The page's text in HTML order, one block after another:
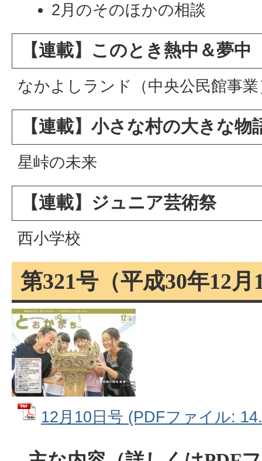
2月のそのほかの相談
【連載】このとき熱中＆夢中
なかよしランド（中央公民館事業
【連載】小さな村の大きな物
星峠の未来
【連載】ジュニア芸術祭
西小学校
第321号（平成30年12月
12月10日号 (PDFファイル: